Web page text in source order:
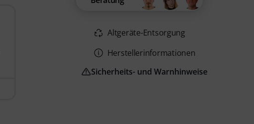
Altgeräte-Entsorgung
Herstellerinformationen
Sicherheits- und Warnhinweise